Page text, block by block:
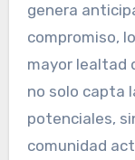
genera
compromiso,
mayor lealtad
no solo capta
potenciales,
comunidad